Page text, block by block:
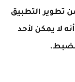
تطوير التطبيق
لا يمكن لأحد